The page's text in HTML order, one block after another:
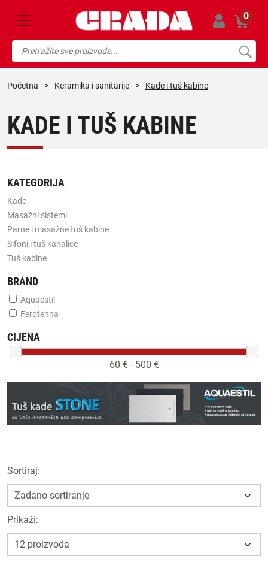
0
početna > keramika i sanitarije > Kade i tuš kabine
KADE I TUŠ KABINE
KATEGORIJA
Kade
Masažni sistemi
Parne i masažne tuš kabine
Sifoni i tuš kanalice
Tuš kabine
BRAND
Aquaestil
Ferotehna
CIJENA
60 € - 500 €
Sortiraj:
Prikaži: